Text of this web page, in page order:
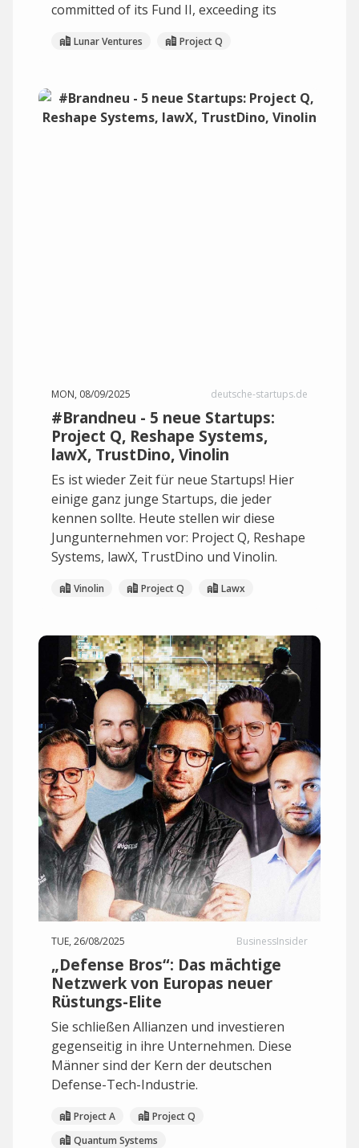
committed of its Fund II, exceeding its
Lunar Ventures Project Q
MON, 08/09/2025 deutsche-startups.de
#Brandneu - 5 neue Startups:
Project Q, Reshape Systems,
lawX, TrustDino, Vinolin
Es ist wieder Zeit für neue Startups! Hier
einige ganz junge Startups, die jeder
kennen sollte. Heute stellen wir diese
Jungunternehmen vor: Project Q, Reshape
Systems, lawX, TrustDino und Vinolin.
Vinolin Project Q Lawx
TUE, 26/08/2025 BusinessInsider
„Defense Bros“: Das mächtige
Netzwerk von Europas neuer
Rüstungs-Elite
Sie schließen Allianzen und investieren
gegenseitig in ihre Unternehmen. Diese
Männer sind der Kern der deutschen
Defense-Tech-Industrie.
Project A
Project Q
Quantum Systems